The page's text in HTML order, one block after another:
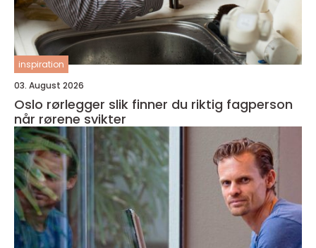
inspiration
03. August 2026
Oslo rørlegger slik finner du riktig fagperson
når rørene svikter